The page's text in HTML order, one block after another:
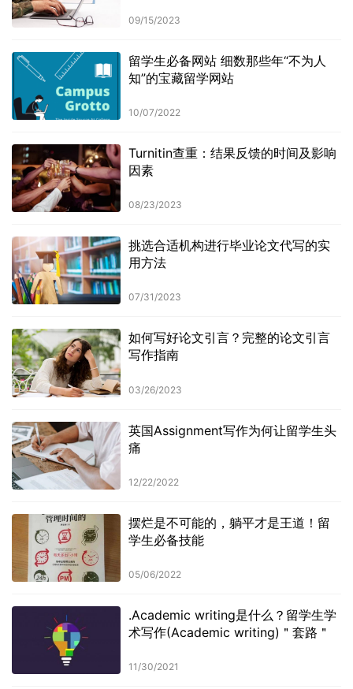
09/15/2023
留学生必备网站 细数那些年“不为人
知”的宝藏留学网站
10/07/2022
Turnitin查重：结果反馈的时间及影响
因素
08/23/2023
挑选合适机构进行毕业论文代写的实
用方法
07/31/2023
如何写好论文引言？完整的论文引言
写作指南
03/26/2023
英国Assignment写作为何让留学生头
痛
12/22/2022
摆烂是不可能的，躺平才是王道！留
学生必备技能
05/06/2022
.Academic writing是什么？留学生学
术写作(Academic writing)＂套路＂
11/30/2021